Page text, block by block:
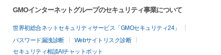
GMOインターネットグループのセキュリティ事業について
世界初総合ネットセキュリティサービス「GMOセキュリティ24」
パスワード漏洩診断
Webサイトリスク診断
セキュリティ相談AIチャットボット